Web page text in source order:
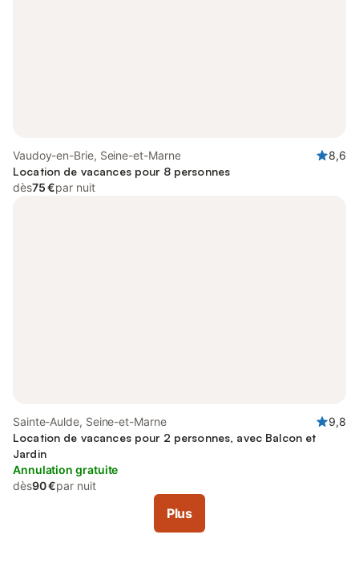
Vaudoy-en-Brie, Seine-et-Marne
8,6
Location de vacances pour 8 personnes
dès75 €par nuit
Sainte-Aulde, Seine-et-Marne
9,8
Location de vacances pour 2 personnes, avec Balcon et
Jardin
Annulation gratuite
dès90 €par nuit
Plus